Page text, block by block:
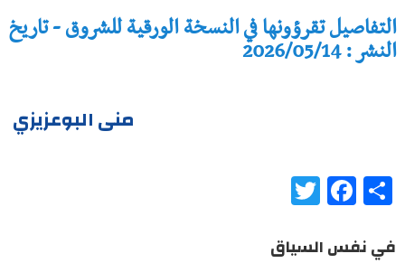
التفاصيل تقرؤونها في النسخة الورقية للشروق - تاريخ
النشر : 2026/05/14
منى البوعزيزي
Share
Facebook
في نفس السياق